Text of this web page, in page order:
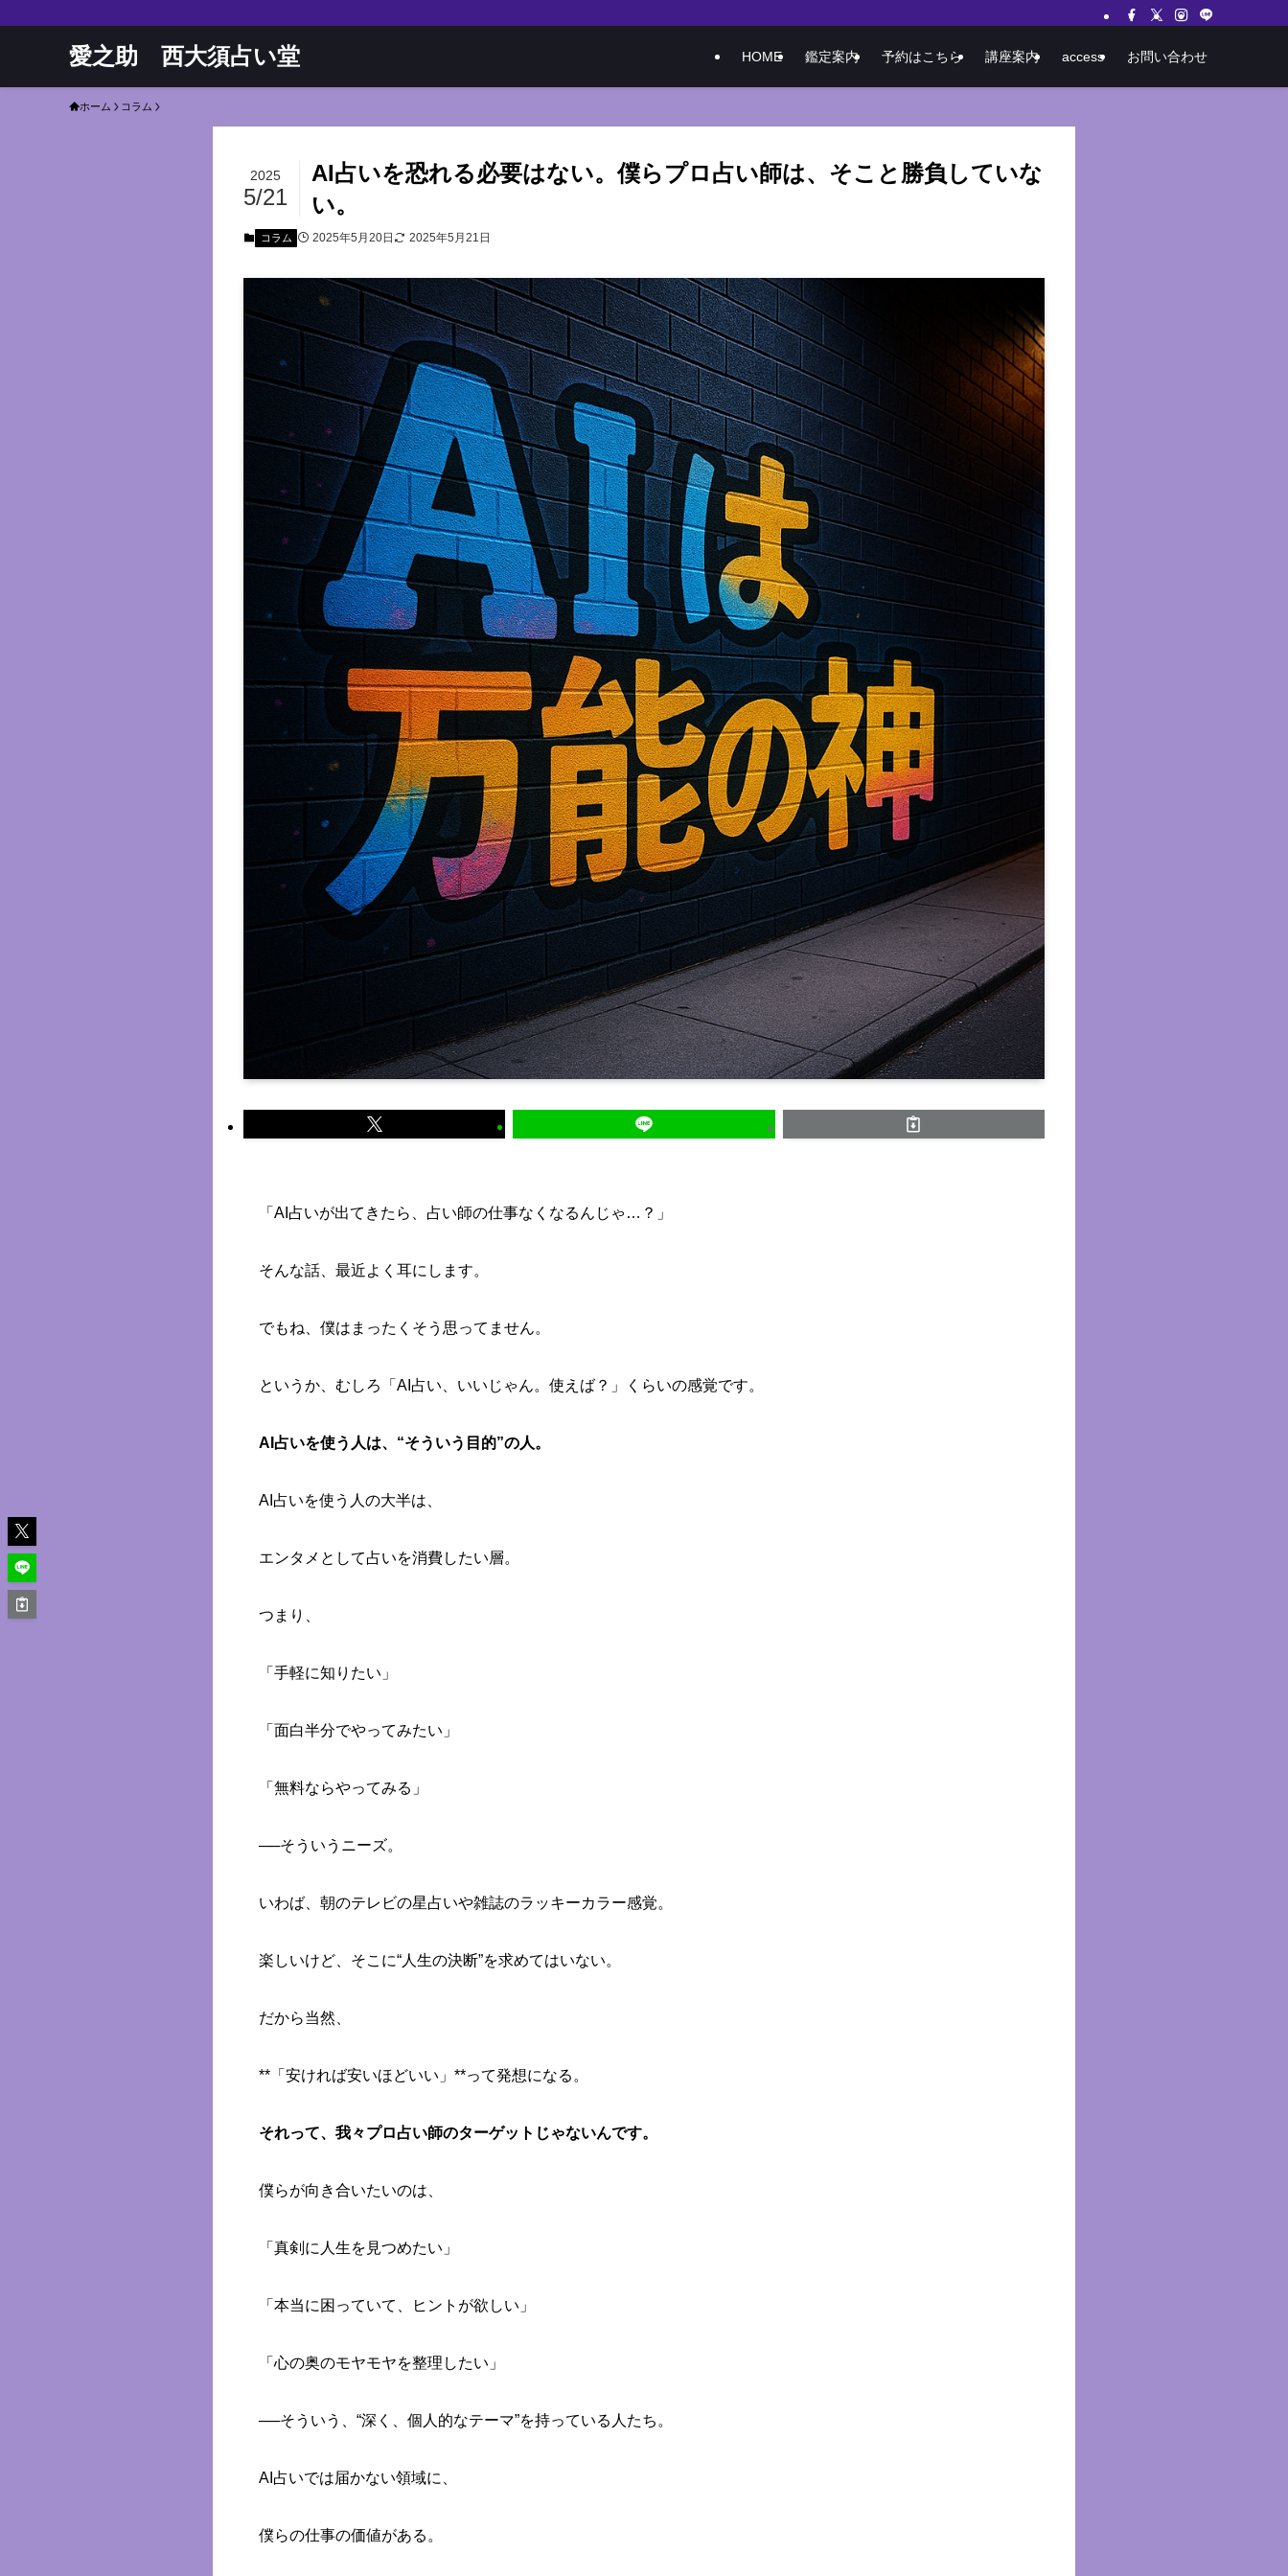
愛之助 西大須占い堂 HOME 鑑定案内 予約はこちら 講座案内 access お問い合わせ
ホーム コラム
AI占いを恐れる必要はない。僕らプロ占い師は、そこと勝負していな
い。
2025
5/21
コラム 2025年5月20日 2025年5月21日
「AI占いが出てきたら、占い師の仕事なくなるんじゃ…？」
そんな話、最近よく耳にします。
でもね、僕はまったくそう思ってません。
というか、むしろ「AI占い、いいじゃん。使えば？」くらいの感覚です。
AI占いを使う人は、“そういう目的”の人。
AI占いを使う人の大半は、
エンタメとして占いを消費したい層。
つまり、
「手軽に知りたい」
「面白半分でやってみたい」
「無料ならやってみる」
──そういうニーズ。
いわば、朝のテレビの星占いや雑誌のラッキーカラー感覚。
楽しいけど、そこに“人生の決断”を求めてはいない。
だから当然、
**「安ければ安いほどいい」**って発想になる。
それって、我々プロ占い師のターゲットじゃないんです。
僕らが向き合いたいのは、
「真剣に人生を見つめたい」
「本当に困っていて、ヒントが欲しい」
「心の奥のモヤモヤを整理したい」
──そういう、“深く、個人的なテーマ”を持っている人たち。
AI占いでは届かない領域に、
僕らの仕事の価値がある。